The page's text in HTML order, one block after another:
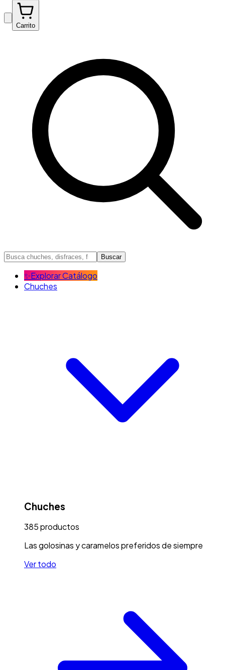
Carrito
Buscar
✨Explorar Catálogo
Chuches
Chuches
385productos
Las golosinas y caramelos preferidos de siempre
Ver todo